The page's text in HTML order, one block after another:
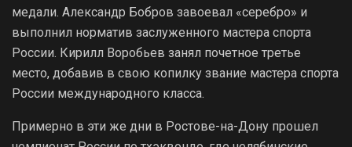
медали. Александр Бобров завоевал «серебро» и
выполнил норматив заслуженного мастера спорта
России. Кирилл Воробьев занял почетное третье
место, добавив в свою копилку звание мастера спорта
России международного класса.
Примерно в эти же дни в Ростове-на-Дону прошел